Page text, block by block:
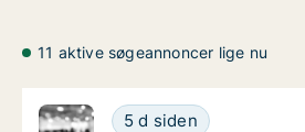
11 aktive søgeannoncer lige nu
Eydbjørg søger
5 d siden